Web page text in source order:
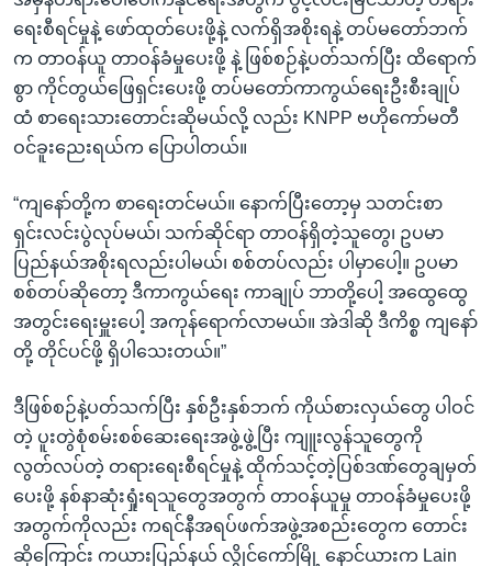
ရေးစီရင်မှုနဲ့ ဖော်ထုတ်ပေးဖို့နဲ့ လက်ရှိအစိုးရနဲ့ တပ်မတော်ဘက်
က တာဝန်ယူ တာဝန်ခံမှုပေးဖို့ နဲ့ ဖြစ်စဉ်နဲ့ပတ်သက်ပြီး ထိရောက်
စွာ ကိုင်တွယ်ဖြေရှင်းပေးဖို့ တပ်မတော်ကာကွယ်ရေးဦးစီးချုပ်
ထံ စာရေးသားတောင်းဆိုမယ်လို့ လည်း KNPP ဗဟိုကော်မတီ
ဝင်ခူးညေးရယ်က ပြောပါတယ်။
“ကျနော်တို့က စာရေးတင်မယ်။ နောက်ပြီးတော့မှ သတင်းစာ
ရှင်းလင်းပွဲလုပ်မယ်၊ သက်ဆိုင်ရာ တာဝန်ရှိတဲ့သူတွေ၊ ဥပမာ
ပြည်နယ်အစိုးရလည်းပါမယ်၊ စစ်တပ်လည်း ပါမှာပေါ့။ ဥပမာ
စစ်တပ်ဆိုတော့ ဒီကာကွယ်ရေး ကာချုပ် ဘာတို့ပေါ့ အထွေထွေ
အတွင်းရေးမှူးပေါ့ အကုန်ရောက်လာမယ်။ အဲဒါဆို ဒီကိစ္စ ကျနော်
တို့ တိုင်ပင်ဖို့ ရှိပါသေးတယ်။”
ဒီဖြစ်စဉ်နဲ့ပတ်သက်ပြီး နှစ်ဦးနှစ်ဘက် ကိုယ်စားလှယ်တွေ ပါဝင်
တဲ့ ပူးတွဲစုံစမ်းစစ်ဆေးရေးအဖွဲ့ဖွဲ့ပြီး ကျူးလွန်သူတွေကို
လွတ်လပ်တဲ့ တရားရေးစီရင်မှုနဲ့ ထိုက်သင့်တဲ့ပြစ်ဒဏ်တွေချမှတ်
ပေးဖို့ နစ်နာဆုံးရှုံးရသူတွေအတွက် တာဝန်ယူမှု တာဝန်ခံမှုပေးဖို့
အတွက်ကိုလည်း ကရင်နီအရပ်ဖက်အဖွဲ့အစည်းတွေက တောင်း
ဆိုကြောင်း ကယားပြည်နယ် လွိုင်ကော်မြို့ နောင်ယားက Lain